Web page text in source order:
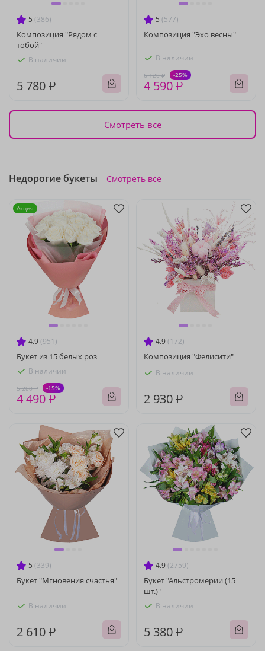
5 (386)
Композиция "Рядом с
тобой"
В наличии
5 780 ₽
5 (577)
Композиция "Эхо весны"
В наличии
6 120 ₽ -25%
4 590 ₽
Смотреть все
Недорогие букеты Смотреть все
4.9 (951)
Букет из 15 белых роз
В наличии
5 280 ₽ -15%
4 490 ₽
Акция
4.9 (172)
Композиция "Фелисити"
В наличии
2 930 ₽
5 (339)
Букет "Мгновения счастья"
В наличии
2 610 ₽
4.9 (2759)
Букет "Альстромерии (15
шт.)"
В наличии
5 380 ₽